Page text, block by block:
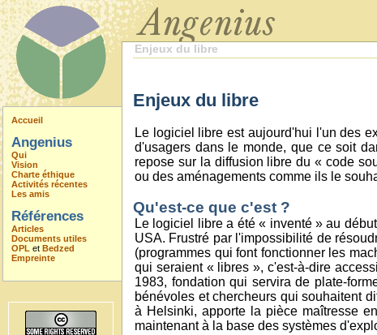
Accueil
Angenius
Qui
Vision
Charte éthique
Activités récentes
Les amis
Références
Articles
Documents utiles
OPL et Bedzed
Empreinte
Enjeux du libre
Enjeux du libre
Le logiciel libre est aujourd'hui l'un des
d'usagers dans le monde, que ce soit
repose sur la diffusion libre du « code
ou des aménagements comme ils le
Qu'est-ce que c'est ?
Le logiciel libre a été « inventé » au
USA. Frustré par l'impossibilité de
(programmes qui font fonctionner les
qui seraient « libres », c'est-à-dire
1983, fondation qui servira de plate-
bénévoles et chercheurs qui souhaitent
à Helsinki, apporte la pièce maîtresse
maintenant à la base des systèmes